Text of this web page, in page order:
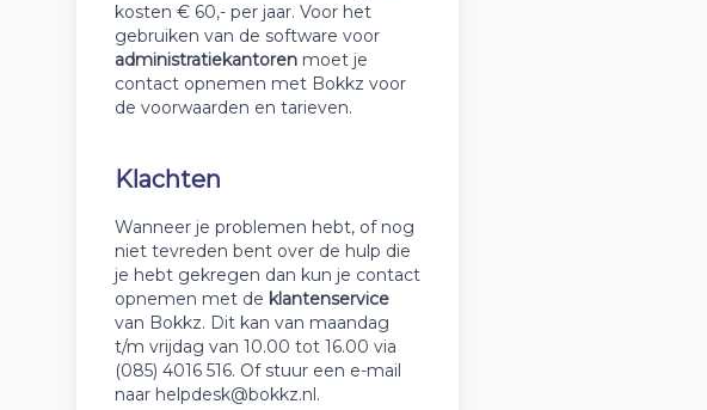
kosten € 60,- per jaar. Voor het
gebruiken van de software voor
administratiekantoren moet je
contact opnemen met Bokkz voor
de voorwaarden en tarieven.
Klachten
Wanneer je problemen hebt, of nog
niet tevreden bent over de hulp die
je hebt gekregen dan kun je contact
opnemen met de klantenservice
van Bokkz. Dit kan van maandag
t/m vrijdag van 10.00 tot 16.00 via
(085) 4016 516. Of stuur een e-mail
naar helpdesk@bokkz.nl.